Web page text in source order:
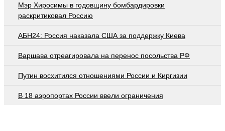
Мэр Хиросимы в годовщину бомбардировки
раскритиковал Россию
АБН24: Россия наказала США за поддержку Киева
Варшава отреагировала на перенос посольства РФ
Путин восхитился отношениями России и Киргизии
В 18 аэропортах России ввели ограничения